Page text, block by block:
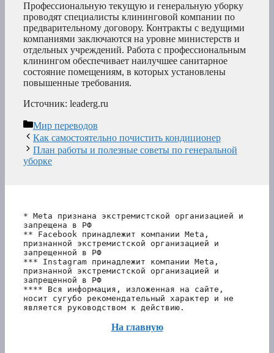
Профессиональную текущую и генеральную уборку
проводят специалисты клининговой компании по
предварительному договору. Контракты с ведущими
компаниями заключаются на уровне министерств и
отдельных учреждений. Работа с профессиональным
клинингом обеспечивает наилучшее санитарное
состояние помещениям, в которых установлены
повышенные требования.
Источник: leaderg.ru
Рубрики
Мир переводов
Как самостоятельно почистить кондиционер
План работы и полезные советы по генеральной
уборке
* Meta признана экстремистской организацией и
запрещена в РФ
** Facebook принадлежит компании Meta,
признанной экстремистской организацией и
запрещенной в РФ
*** Instagram принадлежит компании Meta,
признанной экстремистской организацией и
запрещенной в РФ
**** Вся информация, изложенная на сайте,
носит сугубо рекомендательный характер и не
является руководством к действию.
На главную